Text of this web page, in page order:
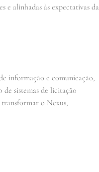
e alinhadas às expectativas da
informação e comunicação,
de sistemas de licitação
transformar o Nexus,